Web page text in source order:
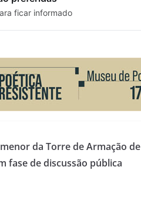
ficar informado
da Torre de Armação de
fase de discussão pública